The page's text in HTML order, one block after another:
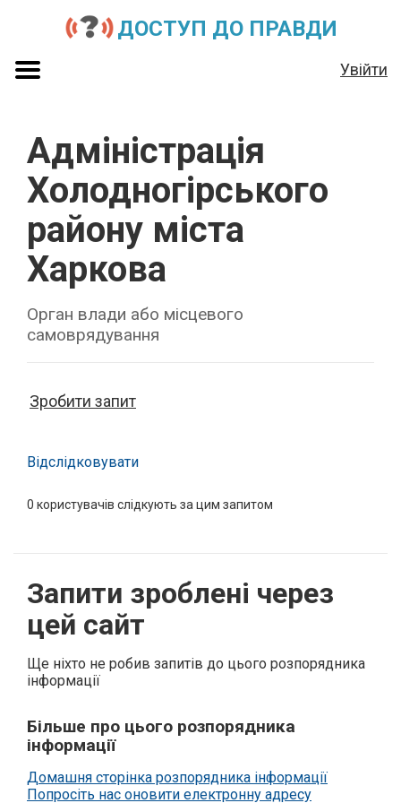
ДОСТУП ДО ПРАВДИ
Увійти
Адміністрація
Холодногірського
району міста
Харкова
Орган влади або місцевого
самоврядування
Зробити запит
Відслідковувати
0 користувачів слідкують за цим запитом
Запити зроблені через
цей сайт
Ще ніхто не робив запитів до цього розпорядника
інформації
Більше про цього розпорядника
інформації
Домашня сторінка розпорядника інформації
Попросіть нас оновити електронну адресу